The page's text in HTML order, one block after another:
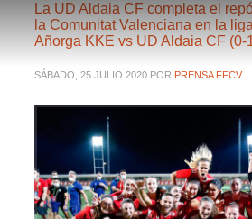
La UD Aldaia CF completa el
la Comunitat Valenciana en la
Añorga KKE vs UD Aldaia CF (0-
SÁBADO, 25 JULIO 2020 POR PRENSA FFCV